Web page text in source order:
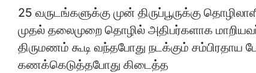
25 வருடங்களுக்கு முன் திருப்பூருக்கு
முதல் தலைமுறை தொழில் அதிபர்களாக
திருமணம் கூடி வந்தபோது நடக்கும்
கணக்கெடுத்தபோது கிடைத்த